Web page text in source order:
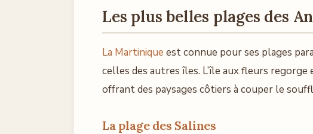
Les plus belles plages des
La Martinique est connue pour ses plages
celles des autres îles. L’île aux fleurs
offrant des paysages côtiers à couper le
La plage des Salines